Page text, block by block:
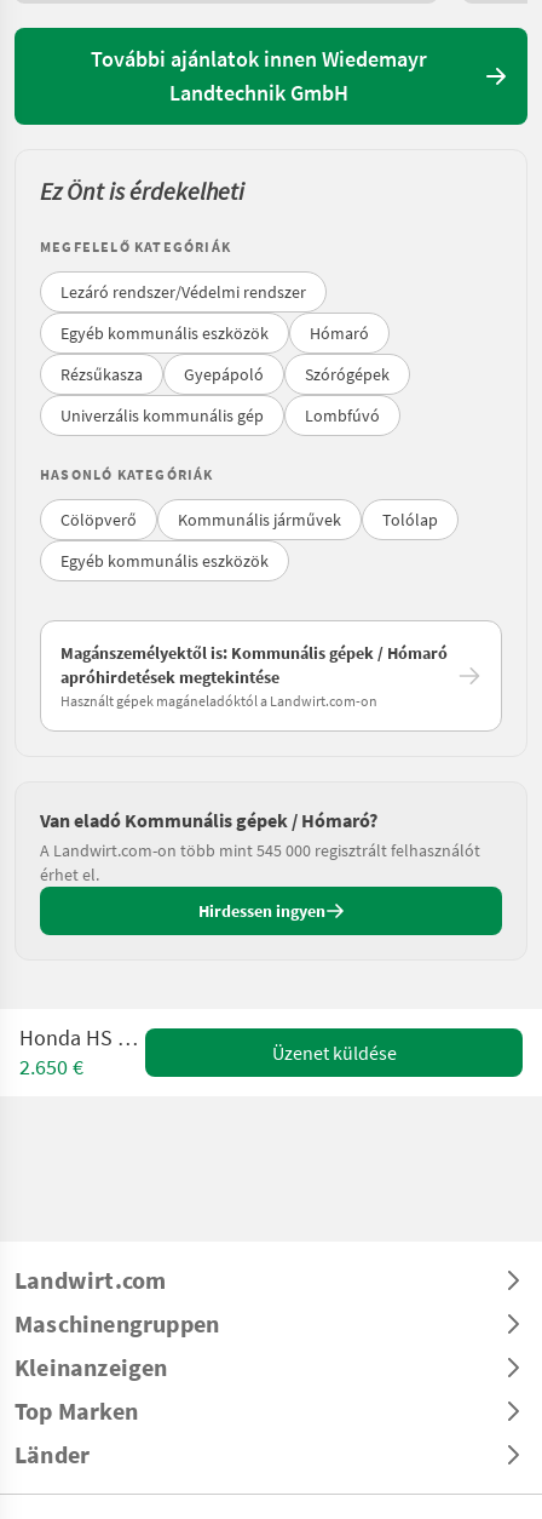
További ajánlatok innen Wiedemayr
Landtechnik GmbH
Ez Önt is érdekelheti
MEGFELELŐ KATEGÓRIÁK
Lezáró rendszer/Védelmi rendszer
Egyéb kommunális eszközök
Hómaró
Rézsűkasza
Gyepápoló
Szórógépek
Univerzális kommunális gép
Lombfúvó
HASONLÓ KATEGÓRIÁK
Cölöpverő Kommunális járművek
Tolólap
Egyéb kommunális eszközök
Magánszemélyektől is: Kommunális gépek / Hómaró
apróhirdetések megtekintése
Használt gépek magáneladóktól a Landwirt.com-on
Van eladó Kommunális gépek / Hómaró?
A Landwirt.com-on több mint 545 000 regisztrált felhasználót
érhet el.
Hirdessen ingyen
Honda HS 760 ATD
2.650 €
Üzenet küldése
Landwirt.com
Maschinengruppen
Kleinanzeigen
Top Marken
Länder